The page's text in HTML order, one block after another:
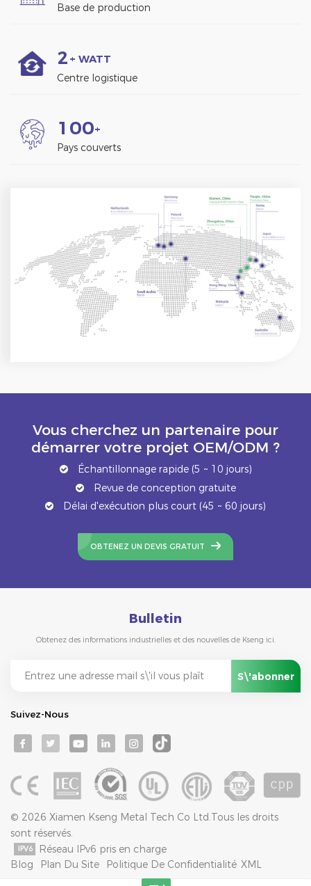
Base de production
2 + WATT
Centre logistique
1 00+
Pays couverts
Vous cherchez un partenaire pour
démarrer votre projet OEM/ODM ?
Échantillonnage rapide (5 ~ 10 jours)
Revue de conception gratuite
Délai d'exécution plus court (45 ~ 60 jours)
OBTENEZ UN DEVIS GRATUIT
Bulletin
Obtenez des informations industrielles et des nouvelles de Kseng ici.
Suivez-Nous
© 2026 Xiamen Kseng Metal Tech Co Ltd.Tous les droits
sont réservés.
Réseau IPv6 pris en charge
Blog
Plan Du Site Politique De Confidentialité XML